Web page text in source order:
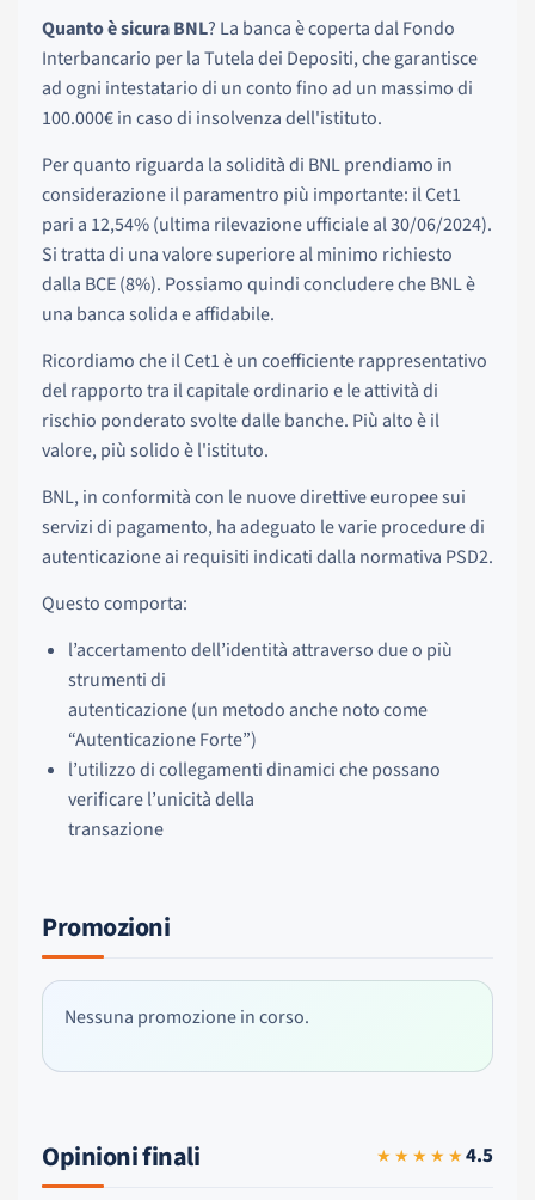
Quanto è sicura BNL? La banca è coperta dal Fondo
Interbancario per la Tutela dei Depositi, che garantisce
ad ogni intestatario di un conto fino ad un massimo di
100.000€ in caso di insolvenza dell'istituto.
Per quanto riguarda la solidità di BNL prendiamo in
considerazione il paramentro più importante: il Cet1
pari a 12,54% (ultima rilevazione ufficiale al 30/06/2024).
Si tratta di una valore superiore al minimo richiesto
dalla BCE (8%). Possiamo quindi concludere che BNL è
una banca solida e affidabile.
Ricordiamo che il Cet1 è un coefficiente rappresentativo
del rapporto tra il capitale ordinario e le attività di
rischio ponderato svolte dalle banche. Più alto è il
valore, più solido è l'istituto.
BNL, in conformità con le nuove direttive europee sui
servizi di pagamento, ha adeguato le varie procedure di
autenticazione ai requisiti indicati dalla normativa PSD2.
Questo comporta:
l’accertamento dell’identità attraverso due o più
strumenti di
autenticazione (un metodo anche noto come
“Autenticazione Forte”)
l’utilizzo di collegamenti dinamici che possano
verificare l’unicità della
transazione
Promozioni
Nessuna promozione in corso.
Opinioni finali ★★★★★4.5